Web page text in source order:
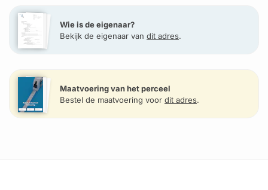
Wie is de eigenaar?
Bekijk de eigenaar van dit adres.
Maatvoering van het perceel
Bestel de maatvoering voor dit adres.